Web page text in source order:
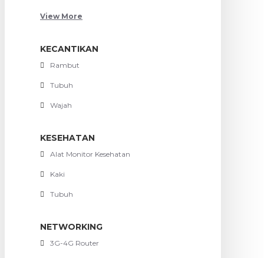
View More
KECANTIKAN
Rambut
Tubuh
Wajah
KESEHATAN
Alat Monitor Kesehatan
Kaki
Tubuh
NETWORKING
3G-4G Router